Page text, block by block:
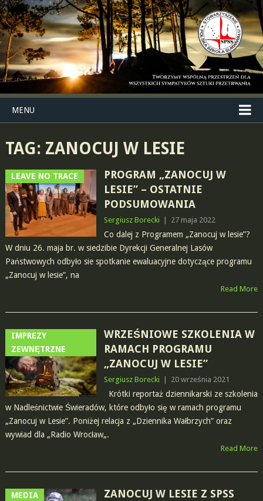
MENU
TAG: ZANOCUJ W LESIE
LEAVE NO TRACE
PROGRAM „ZANOCUJ W
LESIE” – OSTATNIE
PODSUMOWANIA
Sergiusz Borecki 27 maja 2022
Co dalej z Programem „Zanocuj w lesie”?
W dniu 26. maja br. w siedzibie Dyrekcji Generalnej Lasów
Państwowych odbyło sie spotkanie ewaluacyjne dotyczące programu
„Zanocuj w lesie”, na
Read More
IMPREZY
ZEWNĘTRZNE
WRZEŚNIOWE SZKOLENIA W
RAMACH PROGRAMU
„ZANOCUJ W LESIE”
Sergiusz Borecki 20 września 2021
Krótki reportaż dziennikarski ze szkolenia
w Nadleśnictwie Świeradów, które odbyło się w ramach programu
„Zanocuj w Lesie”. Poniżej relacja z „Dziennika Wałbrzych” oraz
wywiad dla „Radio Wrocław„.
Read More
MEDIA ZANOCUJ W LESIE Z SPSS